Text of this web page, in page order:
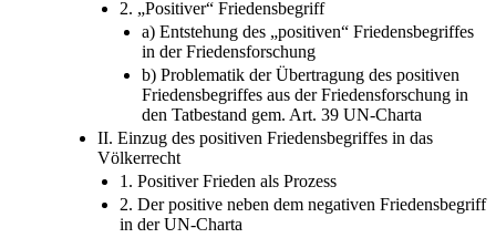
a) Entstehung des „positiven“ Friedensbegriffes
in der Friedensforschung
b) Problematik der Übertragung des positiven
Friedensbegriffes aus der Friedensforschung in
den Tatbestand gem. Art. 39 UN-Charta
II. Einzug des positiven Friedensbegriffes in das
Völkerrecht
1. Positiver Frieden als Prozess
2. Der positive neben dem negativen Friedensbegriff
in der UN-Charta
III. Schlussfolgerungen für den Libyen-Konflikt